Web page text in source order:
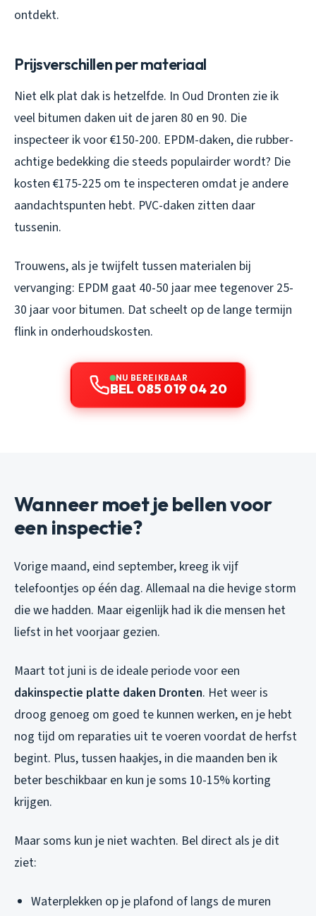
ontdekt.
Prijsverschillen per materiaal
Niet elk plat dak is hetzelfde. In Oud Dronten zie ik
veel bitumen daken uit de jaren 80 en 90. Die
inspecteer ik voor €150-200. EPDM-daken, die rubber-
achtige bedekking die steeds populairder wordt? Die
kosten €175-225 om te inspecteren omdat je andere
aandachtspunten hebt. PVC-daken zitten daar
tussenin.
Trouwens, als je twijfelt tussen materialen bij
vervanging: EPDM gaat 40-50 jaar mee tegenover 25-
30 jaar voor bitumen. Dat scheelt op de lange termijn
flink in onderhoudskosten.
NU BEREIKBAAR
BEL 085 019 04 20
Wanneer moet je bellen voor
een inspectie?
Vorige maand, eind september, kreeg ik vijf
telefoontjes op één dag. Allemaal na die hevige storm
die we hadden. Maar eigenlijk had ik die mensen het
liefst in het voorjaar gezien.
Maart tot juni is de ideale periode voor een
dakinspectie platte daken Dronten. Het weer is
droog genoeg om goed te kunnen werken, en je hebt
nog tijd om reparaties uit te voeren voordat de herfst
begint. Plus, tussen haakjes, in die maanden ben ik
beter beschikbaar en kun je soms 10-15% korting
krijgen.
Maar soms kun je niet wachten. Bel direct als je dit
ziet:
Waterplekken op je plafond of langs de muren